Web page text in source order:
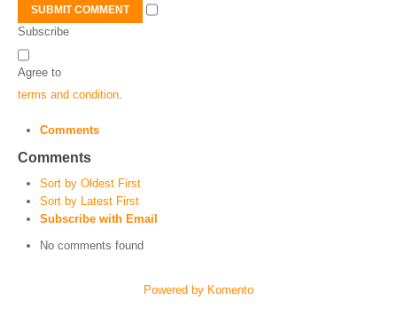
SUBMIT COMMENT
Subscribe
Agree to
terms and condition
Comments
Comments
Sort by Oldest First
Sort by Latest First
Subscribe with Email
No comments found
Powered by Komento